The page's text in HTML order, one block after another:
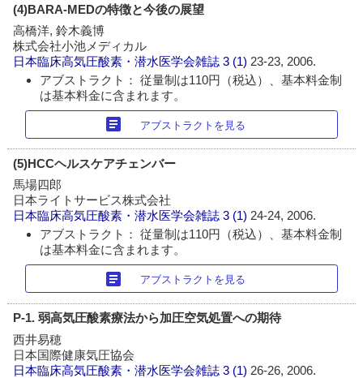
(4)BARA-MEDの特徴と今後の展望
高橋洋, 鈴木義博
株式会社小池メディカル
日本臨床高気圧酸素・潜水医学会雑誌 3 (1) 23-23, 2006.
アブストラクト： 従量制は110円（税込）、基本料金制
は基本料金に含まれます。
article アブストラクトを見る
(5)HCCヘルスケアチェンバー
馬場四郎
日本ライトサービス株式会社
日本臨床高気圧酸素・潜水医学会雑誌 3 (1) 24-24, 2006.
アブストラクト： 従量制は110円（税込）、基本料金制
は基本料金に含まれます。
article アブストラクトを見る
P-1. 弱高気圧酸素療法から加圧空気処置への期待
西井易穂
日本国際健康気圧協会
日本臨床高気圧酸素・潜水医学会雑誌 3 (1) 26-26, 2006.